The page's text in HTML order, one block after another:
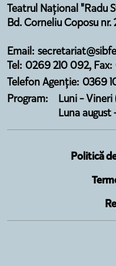
Teatrul Național "Radu
Bd. Corneliu Coposu
Email:
Tel: 0269 210 092,
Telefon Agenție: 0369
Program:
Luni -
Luna august
Politică